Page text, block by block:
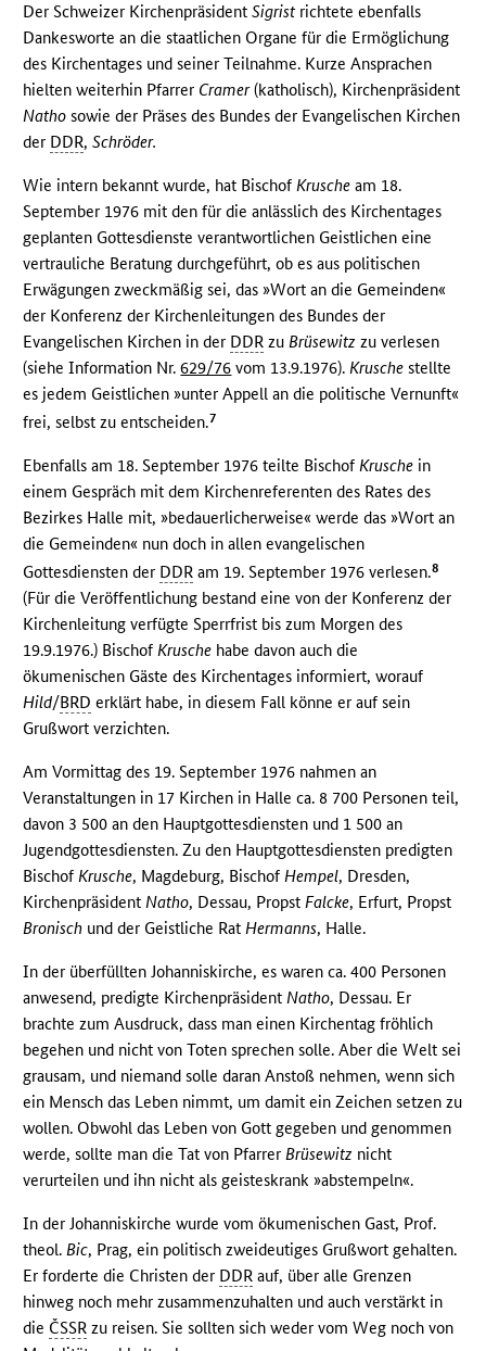
Der Schweizer KirchenpräsidentSigrist richtete ebenfalls
Dankesworte an die staatlichen Organe für die Ermöglichung
des Kirchentages und seiner Teilnahme. Kurze Ansprachen
hielten weiterhin Pfarrer Cramer(katholisch), Kirchenpräsident
Natho sowie der Präses des Bundes der Evangelischen Kirchen
der DDR,Schröder.
Wie intern bekannt wurde, hat BischofKrusche am 18.
September 1976 mit den für die anlässlich des Kirchentages
geplanten Gottesdienste verantwortlichen Geistlichen eine
vertrauliche Beratung durchgeführt, ob es aus politischen
Erwägungen zweckmäßig sei, das »Wort an die Gemeinden«
der Konferenz der Kirchenleitungen des Bundes der
Evangelischen Kirchen in der DDR zuBrüsewitz zu verlesen
(siehe Information Nr.629/76 vom 13.9.1976).Krusche stellte
es jedem Geistlichen »unter Appell an die politische Vernunft«
frei, selbst zu entscheiden.7
Ebenfalls am 18. September 1976 teilte BischofKrusche in
einem Gespräch mit dem Kirchenreferenten des Rates des
Bezirkes Halle mit, »bedauerlicherweise« werde das »Wort an
die Gemeinden« nun doch in allen evangelischen
Gottesdiensten der DDR am 19. September 1976 verlesen.8
(Für die Veröffentlichung bestand eine von der Konferenz der
Kirchenleitung verfügte Sperrfrist bis zum Morgen des
19.9.1976.) BischofKrusche habe davon auch die
ökumenischen Gäste des Kirchentages informiert, worauf
Hild/BRD erklärt habe, in diesem Fall könne er auf sein
Grußwort verzichten.
Am Vormittag des 19. September 1976 nahmen an
Veranstaltungen in 17 Kirchen in Halle ca. 8 700 Personen teil,
davon 3 500 an den Hauptgottesdiensten und 1 500 an
Jugendgottesdiensten. Zu den Hauptgottesdiensten predigten
BischofKrusche, Magdeburg, BischofHempel, Dresden,
KirchenpräsidentNatho, Dessau, PropstFalcke, Erfurt, Propst
Bronisch und der Geistliche RatHermanns, Halle.
In der überfüllten Johanniskirche, es waren ca. 400 Personen
anwesend, predigte KirchenpräsidentNatho, Dessau. Er
brachte zum Ausdruck, dass man einen Kirchentag fröhlich
begehen und nicht von Toten sprechen solle. Aber die Welt sei
grausam, und niemand solle daran Anstoß nehmen, wenn sich
ein Mensch das Leben nimmt, um damit ein Zeichen setzen zu
wollen. Obwohl das Leben von Gott gegeben und genommen
werde, sollte man die Tat von PfarrerBrüsewitz nicht
verurteilen und ihn nicht als geisteskrank »abstempeln«.
In der Johanniskirche wurde vom ökumenischen Gast, Prof.
theol.Bic, Prag, ein politisch zweideutiges Grußwort gehalten.
Er forderte die Christen der DDR auf, über alle Grenzen
hinweg noch mehr zusammenzuhalten und auch verstärkt in
die ČSSR zu reisen. Sie sollten sich weder vom Weg noch von